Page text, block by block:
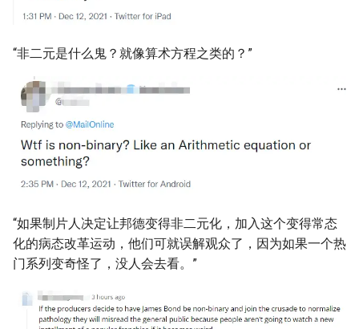
“非二元是什么鬼？就像算术方程之类的？”
“如果制片人决定让邦德变得非二元化，加入这个变得常态
化的病态改革运动，他们可就误解观众了，因为如果一个热
门系列变奇怪了，没人会去看。”